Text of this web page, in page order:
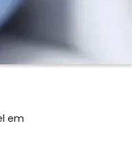
em